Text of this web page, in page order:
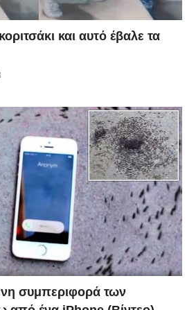
και αυτό έβαλε τα
συμπεριφορά των